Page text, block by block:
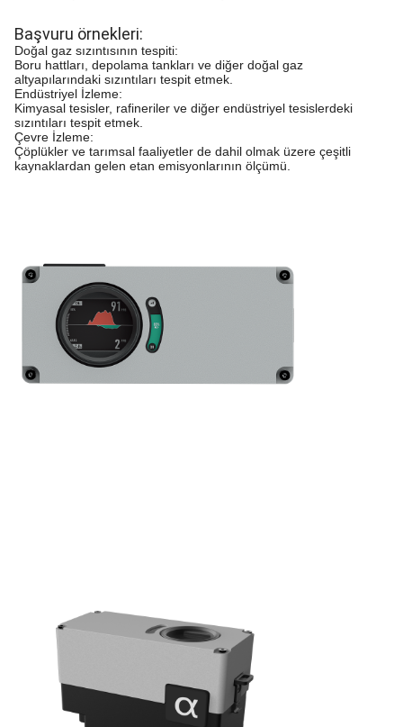
Başvuru örnekleri:
Doğal gaz sızıntısının tespiti:
Boru hattları, depolama tankları ve diğer doğal gaz
altyapılarındaki sızıntıları tespit etmek.
Endüstriyel İzleme:
Kimyasal tesisler, rafineriler ve diğer endüstriyel tesislerdeki
sızıntıları tespit etmek.
Çevre İzleme:
Çöplükler ve tarımsal faaliyetler de dahil olmak üzere çeşitli
kaynaklardan gelen etan emisyonlarının ölçümü.